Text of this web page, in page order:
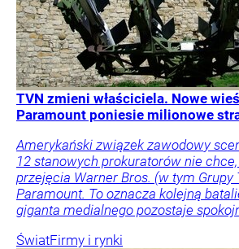
TVN zmieni właściciela. Nowe
Paramount poniesie milionowe
Amerykański związek zawodowy
12 stanowych prokuratorów nie chce,
przejęcia Warner Bros. (w tym Grupy
Paramount. To oznacza kolejną
giganta medialnego pozostaje
ŚwiatFirmy i rynki